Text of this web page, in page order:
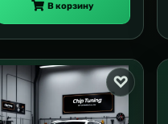
В корзину